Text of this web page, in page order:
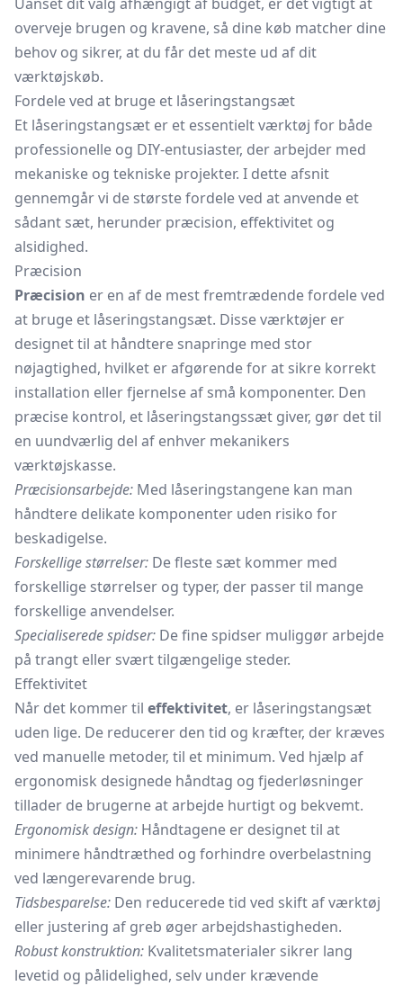
overveje brugen og kravene, så dine køb matcher dine
behov og sikrer, at du får det meste ud af dit
værktøjskøb.
Fordele ved at bruge et låseringstangsæt
Et låseringstangsæt er et essentielt værktøj for både
professionelle og DIY-entusiaster, der arbejder med
mekaniske og tekniske projekter. I dette afsnit
gennemgår vi de største fordele ved at anvende et
sådant sæt, herunder præcision, effektivitet og
alsidighed.
Præcision
Præcision er en af de mest fremtrædende fordele ved
at bruge et låseringstangsæt. Disse værktøjer er
designet til at håndtere snapringe med stor
nøjagtighed, hvilket er afgørende for at sikre korrekt
installation eller fjernelse af små komponenter. Den
præcise kontrol, et låseringstangssæt giver, gør det til
en uundværlig del af enhver mekanikers
værktøjskasse.
Præcisionsarbejde: Med låseringstangene kan man
håndtere delikate komponenter uden risiko for
beskadigelse.
Forskellige størrelser: De fleste sæt kommer med
forskellige størrelser og typer, der passer til mange
forskellige anvendelser.
Specialiserede spidser: De fine spidser muliggør arbejde
på trangt eller svært tilgængelige steder.
Effektivitet
Når det kommer til effektivitet, er låseringstangsæt
uden lige. De reducerer den tid og kræfter, der kræves
ved manuelle metoder, til et minimum. Ved hjælp af
ergonomisk designede håndtag og fjederløsninger
tillader de brugerne at arbejde hurtigt og bekvemt.
Ergonomisk design: Håndtagene er designet til at
minimere håndtræthed og forhindre overbelastning
ved længerevarende brug.
Tidsbesparelse: Den reducerede tid ved skift af værktøj
eller justering af greb øger arbejdshastigheden.
Robust konstruktion: Kvalitetsmaterialer sikrer lang
levetid og pålidelighed, selv under krævende